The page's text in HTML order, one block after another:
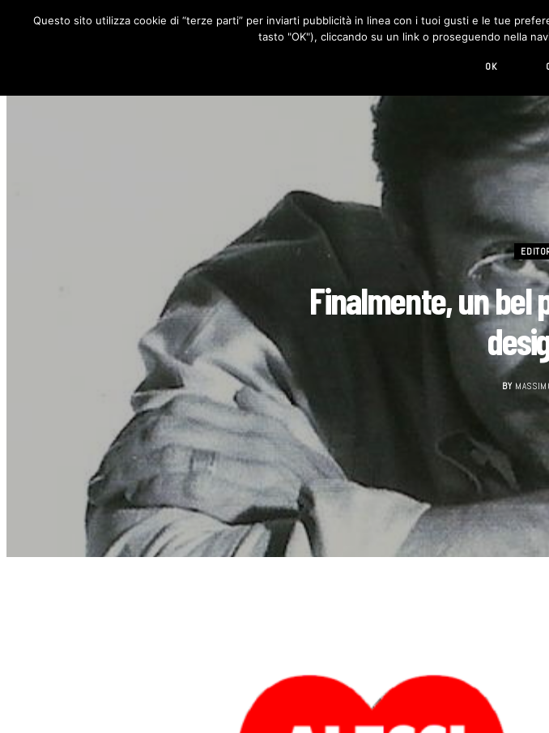
RUBRICHE DESIGN LIVING
Finalmente, un bel
BY
Questo sito utilizza cookie di “terze parti” per inviarti pubblicità in linea con i tuoi gusti e le tue
tasto "OK"), cliccando su un link o proseguendo nella
OK